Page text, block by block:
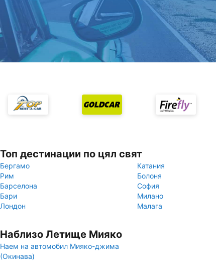
Топ дестинации по цял свят
Бергамо
Катания
Рим
Болоня
Барселона
София
Бари
Милано
Лондон
Малага
Наблизо Летище Мияко
Наем на автомобил Мияко-джима
(Окинава)